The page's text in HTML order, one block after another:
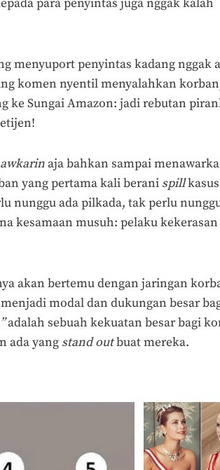
para penyintas juga nggak kalah
menyuport penyintas kadang nggak
komen nyentil menyalahkan
ke Sungai Amazon: jadi rebutan
awkarinaja bahkan sampai
yang pertama kali berani spill
nunggu ada pilkada, tak perlu
kesamaan musuh: pelaku kekerasan
akan bertemu dengan jaringan
modal dan dukungan besar
”adalah sebuah kekuatan besar bagi
ada yang stand outbuat mereka.